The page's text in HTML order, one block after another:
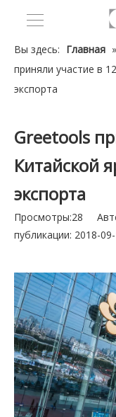
Вы здесь: Главная »
приняли участие в
экспорта
Greetools
Китайской
экспорта
Просмотры:28
публикации: 2018-